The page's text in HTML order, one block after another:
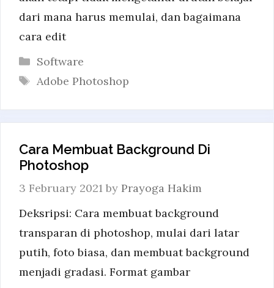
dari mana harus memulai, dan bagaimana
cara edit
Categories
Software
Tags
Adobe Photoshop
Cara Membuat Background Di
Photoshop
3 February 2021 by Prayoga Hakim
Deksripsi: Cara membuat background
transparan di photoshop, mulai dari latar
putih, foto biasa, dan membuat background
menjadi gradasi. Format gambar